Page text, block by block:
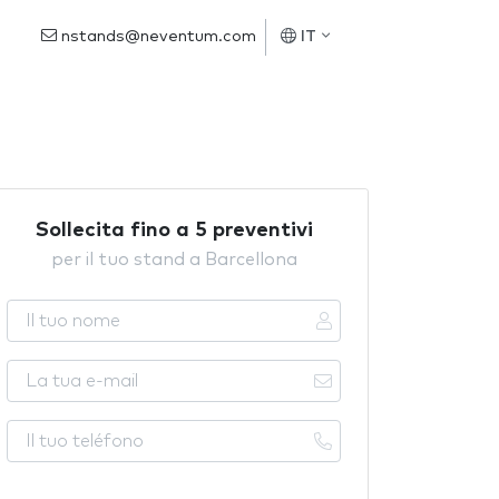
nstands@neventum.com IT
Sollecita fino a 5 preventivi
per il tuo stand a Barcellona